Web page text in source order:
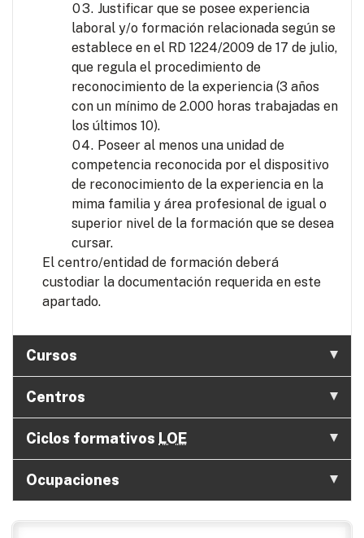
Justificar que se posee experiencia
laboral y/o formación relacionada según se
establece en el RD 1224/2009 de 17 de julio,
que regula el procedimiento de
reconocimiento de la experiencia (3 años
con un mínimo de 2.000 horas trabajadas en
los últimos 10).
Poseer al menos una unidad de
competencia reconocida por el dispositivo
de reconocimiento de la experiencia en la
mima familia y área profesional de igual o
superior nivel de la formación que se desea
cursar.
El centro/entidad de formación deberá
custodiar la documentación requerida en este
apartado.
Cursos
Centros
Ciclos formativos LOE
Ocupaciones